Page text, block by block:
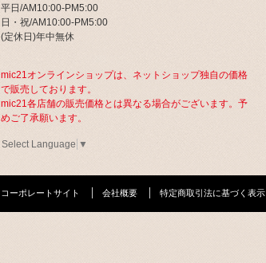
平日/AM10:00-PM5:00
日・祝/AM10:00-PM5:00
(定休日)年中無休
mic21オンラインショップは、ネットショップ独自の価格
で販売しております。
mic21各店舗の販売価格とは異なる場合がございます。予
めご了承願います。
Select Language ▼
コーポレートサイト 会社概要 特定商取引法に基づく表示